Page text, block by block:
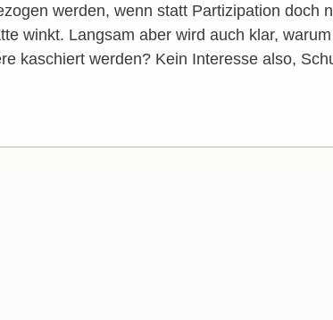
werden, wenn statt Partizipation doch
winkt. Langsam aber wird auch klar,
kaschiert werden? Kein Interesse also,